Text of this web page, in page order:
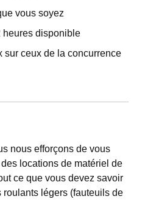
vous soyez
heures disponible
sur ceux de la concurrence
nous efforçons de vous
locations de matériel de
ce que vous devez savoir
légers (fauteuils de